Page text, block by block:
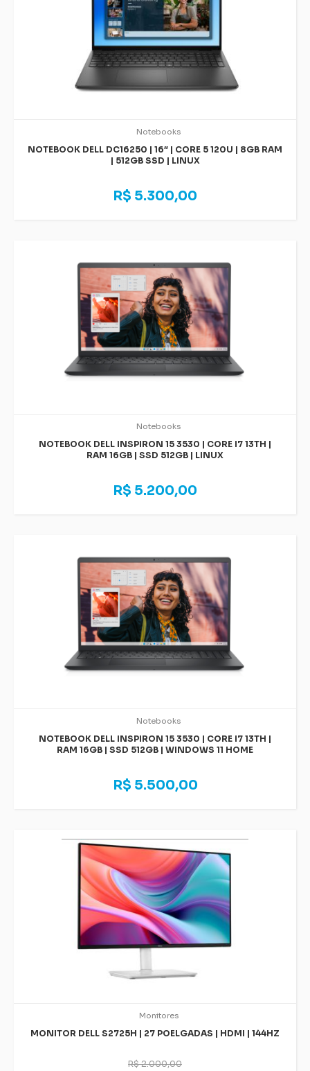
Notebooks
NOTEBOOK DELL DC16250 | 16″ | CORE 5 120U | 8GB RAM
| 512GB SSD | LINUX
R$ 5.300,00
Notebooks
NOTEBOOK DELL INSPIRON 15 3530 | CORE I7 13TH |
RAM 16GB | SSD 512GB | LINUX
R$ 5.200,00
Notebooks
NOTEBOOK DELL INSPIRON 15 3530 | CORE I7 13TH |
RAM 16GB | SSD 512GB | WINDOWS 11 HOME
R$ 5.500,00
Monitores
MONITOR DELL S2725H | 27 POELGADAS | HDMI | 144HZ
R$ 2.000,00